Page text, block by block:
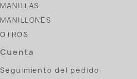
MANILLAS
MANILLONES
OTROS
Cuenta
Seguimiento del pedido